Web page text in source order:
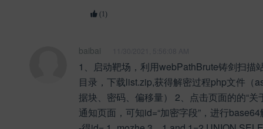
(1)
baibai
1、启动靶场，利用webPathBrute铸剑扫描
目录，下载list.zip,获得解密过程php文件（
据块、密码、偏移量） 2、点击页面的的“关
通知页面，可知id=“加密字段”，进行